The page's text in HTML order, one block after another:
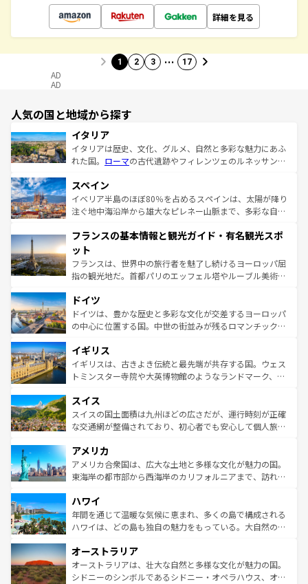
詳細を見る
1 2 3 … 17
AD
AD
人気の国と地域から探す
イタリア
イタリアは歴史、文化、グルメ、自然と多彩な魅力にあふ
れた国。 ローマの古代遺跡やフィレンツェのルネッサンス
ろん、トスカーナの美しい田園風景やアマルフィ海岸の絶
景など、自然景観も見逃せない。観光の合間には、本場の
ピザやパスタなど、絶品のイタリア料理を堪能することも
ませてくれるイタリアで、忘れられない旅をしてみよう！
なお、新着のイタリア情報は
しい。
スペイン
イベリア半島のほぼ80％を占めるスペインは、太陽が降り
注ぐ地中海沿岸から雄大なピレネー山脈まで、多彩な自然
文化が根付くこの国では、情熱的なフラメンコ、熱気あふ
れる闘牛、そして美味しいタパスが生活の一部となってい
る。首都マドリードの洗練された雰囲気や、バルセロナの
アートに溢れた街角から、地方では古代ローマ遺跡や中世
せる。地方によって風土や気候が異なるスペインはその個
性で訪れる人を魅了する。 なお、新着のスペイン情報は コ
ンテンツ一覧を参照してほしい。
フランスの基本情報と観光ガイド・有名観光スポ
ット
フランスは、世界中の旅行者を魅了し続けるヨーロッパ屈
指の観光地だ。首都パリのエッフェル塔やルーブル美術館
で、幅広い魅力が詰まっている。華麗な宮殿、歴史的な大
聖堂、美しいビーチ、そして豊かな自然が、訪れる者を心
から魅了する。また、フランスは美食の国としても知ら
いる。シャンパンの発祥地であるランス、プロヴァンスの
香り高いラベンダー畑など、多彩な楽しみ方が可能だ。さ
らに、パリ以外の地域にも魅力が溢れており、どの街角に
れる地方に足を運ぶとそれぞれで全く異なる文化を体験で
きるだろう。 なお、新着のフランス情報はコンテンツ一覧
を参照してほしい。
ドイツ
ドイツは、豊かな歴史と多彩な文化が交差するヨーロッパ
の中心に位置する国。中世の街並みが残るロマンチック街
顔を持つこの国は、どこを歩いても飽きることがない。ベ
ルリンの文化的活気、バイエルン州のアルプスの絶景、そ
してライン川沿いのワイン畑といった風景は必見。ビール
は、お酒好きな人にはぜひ体験してほしい。 なお、新着の
ドイツ情報はコンテンツ一覧を参照してほしい。
イギリス
イギリスは、古きよき伝統と最先端が共存する国。ウェス
トミンスター寺院や大英博物館のようなランドマーク、歴
リアごとに異なる魅力がある。また、優雅なアフタヌーン
ティー、ビール好きにはたまらない英国パブ、サッカー観
戦など、本場だからこそできる体験も豊富。イギリスを旅
ンツ一覧を参照してほしい。
スイス
スイスの国土面積は九州ほどの広さだが、運行時刻が正確
な交通網が整備されており、初心者でも安心して個人旅行
の建物がそのまま残る町や、スイスならではのユニークな
博物館もあり、アルプス観光だけでなく町歩きも満喫する
ことができる。国民の所得が高いため物価も高いが、旅行
ば市内交通費無料で観光を楽しむこともできる。 なお、新
着のスイス情報はコンテンツ一覧 を参照してほしい。
アメリカ
アメリカ合衆国は、広大な土地と多様な文化が魅力の国。
東海岸の都市部から西海岸のカリフォルニアまで、訪れる
のような巨大都市は、観光、ショッピング、エンターテイ
ンメントが詰まった刺激的なスポットだ。一方、アメリカ
西部には大自然が広がり、グランドキャニオンやイエロー
部のニューオーリンズでは、音楽と美食が融合した独特の
文化が魅力。旅行者はアメリカの各地域で異なる魅力を楽
しみながら、その多様性と豊かな歴史を感じることができ
ハワイ
年間を通じて温暖な気候に恵まれ、多くの島で構成される
ハワイは、どの島も独自の魅力をもっている。大自然の神
ワイ島は見逃せない。また、定番の観光地といえばオアフ
島だが、静かな自然を求めるならマウイ島やカウアイ島が
おすすめ。エメラルドグリーンに輝く海をはじめ、豊かな
オーストラリア
オーストラリアは、壮大な自然と多様な文化が魅力の国。
シドニーのシンボルであるシドニー・オペラハウス、オー